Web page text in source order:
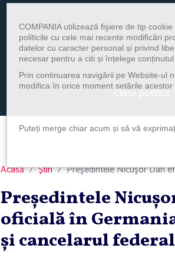
Clasa politica
Acasă Știri Preşedintele Nicuşor Dan
Preşedintele
oficială în
şi cancelarul federal
COMPANIA utilizează fişiere de tip
politicile cu cele mai recente modificări
datelor cu caracter personal și privind
necesar pentru a citi și înțelege conținutul
Prin continuarea navigării pe Website-ul
modifica în orice moment setările
Puteți merge chiar acum și să vă